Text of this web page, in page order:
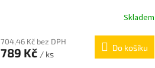
Skladem
704,46 Kč bez DPH
789 Kč / ks
Do košíku